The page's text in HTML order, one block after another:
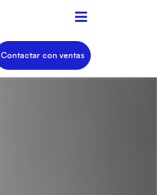
Contactar con ventas